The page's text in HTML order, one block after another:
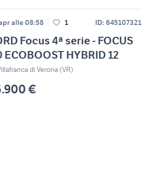
alle 08:58 1 ID: 645107321
Focus 4ª serie - FOCUS
ECOBOOST HYBRID 12
di Verona (VR)
€